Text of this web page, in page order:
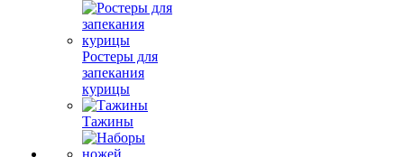
Ростеры для
запекания
курицы
Тажины